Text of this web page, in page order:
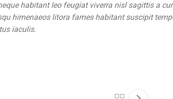
habitant leo feugiat viverra nisl sagittis a
himenaeos litora fames habitant suscipit
iaculis.